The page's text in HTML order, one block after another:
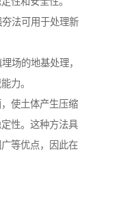
法可用于处理新
场的地基处理，
力。
使土体产生压缩
性。这种方法具
等优点，因此在